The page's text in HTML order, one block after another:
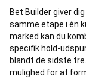
Bet Builder giver
samme etape i én
marked kan du
specifik hold-
blandt de sidste
mulighed for at